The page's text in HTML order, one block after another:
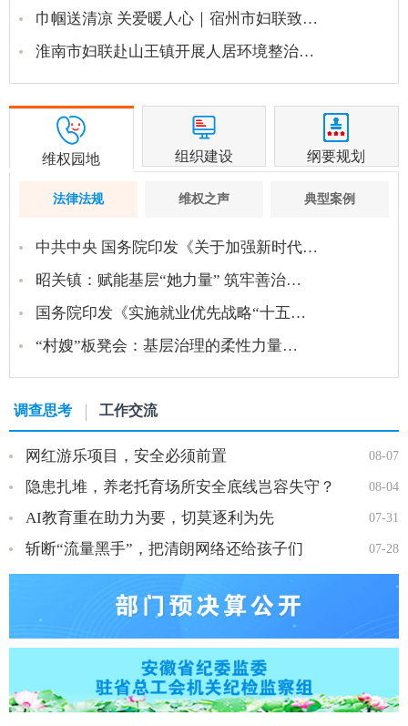
巾帼送清凉 关爱暖人心｜宿州市妇联致…
淮南市妇联赴山王镇开展人居环境整治…
维权园地 组织建设 纲要规划
法律法规 维权之声 典型案例
中共中央 国务院印发《关于加强新时代…
昭关镇：赋能基层“她力量” 筑牢善治…
国务院印发《实施就业优先战略“十五…
“村嫂”板凳会：基层治理的柔性力量…
调查思考 工作交流
08-07
网红游乐项目，安全必须前置
08-04
隐患扎堆，养老托育场所安全底线岂容失守？
07-31
AI教育重在助力为要，切莫逐利为先
07-28
斩断“流量黑手”，把清朗网络还给孩子们